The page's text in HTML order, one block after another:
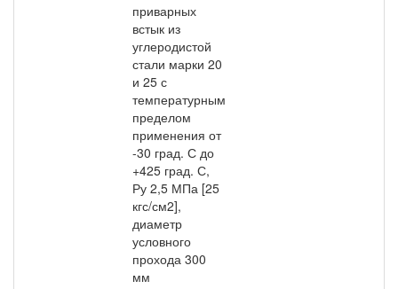
приварных
встык из
углеродистой
стали марки 20
и 25 с
температурным
пределом
применения от
-30 град. С до
+425 град. С,
Ру 2,5 МПа [25
кгс/см2],
диаметр
условного
прохода 300
мм